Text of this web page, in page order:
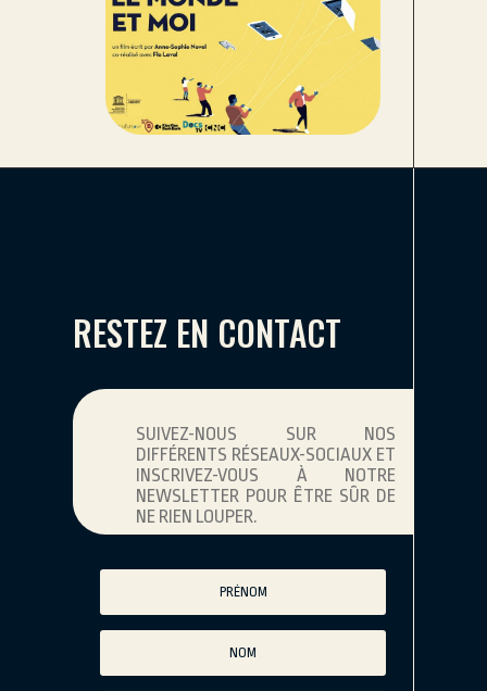
RESTEZ EN CONTACT
SUIVEZ-NOUS SUR NOS
DIFFÉRENTS RÉSEAUX-SOCIAUX ET
INSCRIVEZ-VOUS À NOTRE
NEWSLETTER POUR ÊTRE SÛR DE
NE RIEN LOUPER.